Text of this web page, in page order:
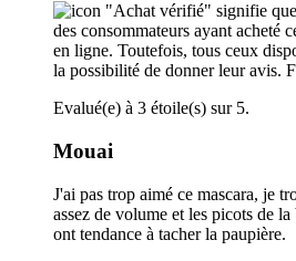
"Achat vérifié" signifie
des consommateurs ayant acheté
en ligne. Toutefois, tous ceux
la possibilité de donner leur avis.
Evalué(e) à 3 étoile(s) sur 5.
Mouai
J'ai pas trop aimé ce mascara, je
assez de volume et les picots de
ont tendance à tacher la paupière.